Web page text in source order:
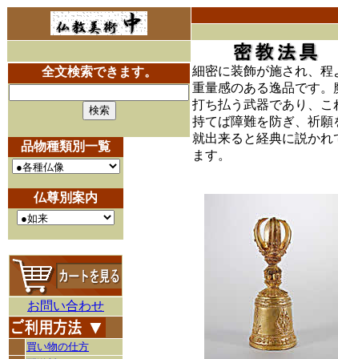
全文検索できます。
品物種類別一覧
仏尊別案内
お問い合わせ
買い物の仕方
細密に装飾が施され、程
重量感のある逸品です。
打ち払う武器であり、こ
持てば障難を防ぎ、祈願
就出来ると経典に説かれ
ます。